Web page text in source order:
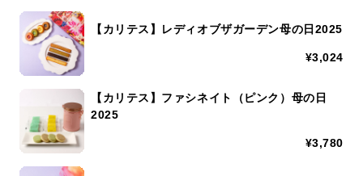
【カリテス】レディオブザガーデン母の日2025
¥3,024
【カリテス】ファシネイト（ピンク）母の日
2025
¥3,780